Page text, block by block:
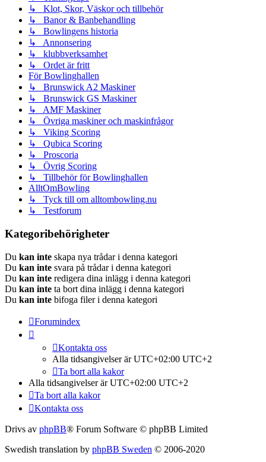
↳ Klot, Skor, Väskor och tillbehör
↳ Banor & Banbehandling
↳ Bowlingens historia
↳ Annonsering
↳ klubbverksamhet
↳ Ordet är fritt
För Bowlinghallen
↳ Brunswick A2 Maskiner
↳ Brunswick GS Maskiner
↳ AMF Maskiner
↳ Övriga maskiner och maskinfrågor
↳ Viking Scoring
↳ Qubica Scoring
↳ Proscoria
↳ Övrig Scoring
↳ Tillbehör för Bowlinghallen
AlltOmBowling
↳ Tyck till om alltombowling.nu
↳ Testforum
Kategoribehörigheter
Du kan inte skapa nya trådar i denna kategori
Du kan inte svara på trådar i denna kategori
Du kan inte redigera dina inlägg i denna kategori
Du kan inte ta bort dina inlägg i denna kategori
Du kan inte bifoga filer i denna kategori
Forumindex
Kontakta oss
Alla tidsangivelser är UTC+02:00 UTC+2
Ta bort alla kakor
Alla tidsangivelser är UTC+02:00 UTC+2
Ta bort alla kakor
Kontakta oss
Drivs av phpBB® Forum Software © phpBB Limited
Swedish translation by phpBB Sweden © 2006-2020